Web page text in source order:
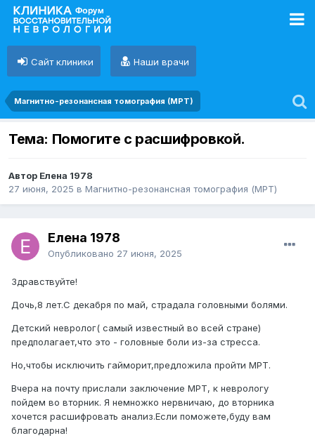
Сайт клиники Наши врачи
Магнитно-резонансная томография (МРТ)
Тема: Помогите с расшифровкой.
Автор Елена 1978
27 июня, 2025 в Магнитно-резонансная томография (МРТ)
Елена 1978
Опубликовано 27 июня, 2025
Здравствуйте!
Дочь,8 лет.С декабря по май, страдала головными болями.
Детский невролог( самый известный во всей стране)
предполагает,что это - головные боли из-за стресса.
Но,чтобы исключить гайморит,предложила пройти МРТ.
Вчера на почту прислали заключение МРТ, к неврологу
пойдем во вторник. Я немножко нервничаю, до вторника
хочется расшифровать анализ.Если поможете,буду вам
благодарна!